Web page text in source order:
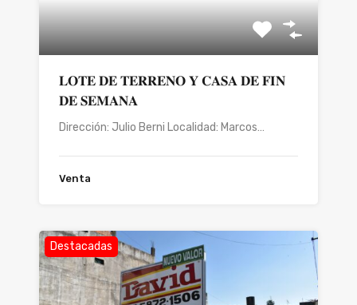
𝐋𝐎𝐓𝐄 𝐃𝐄 𝐓𝐄𝐑𝐑𝐄𝐍𝐎 𝐘 𝐂𝐀𝐒𝐀 𝐃𝐄 𝐅𝐈𝐍
𝐃𝐄 𝐒𝐄𝐌𝐀𝐍𝐀
Dirección: Julio Berni Localidad: Marcos…
Venta
Destacadas